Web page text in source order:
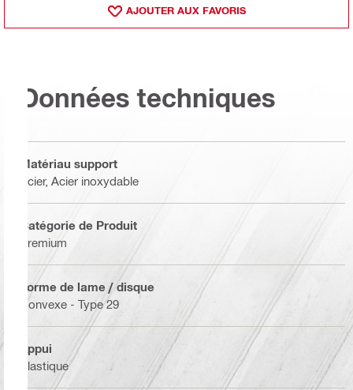
AJOUTER AUX FAVORIS
Données techniques
Matériau support
Acier, Acier inoxydable
Catégorie de Produit
Premium
Forme de lame / disque
Convexe - Type 29
Appui
Plastique